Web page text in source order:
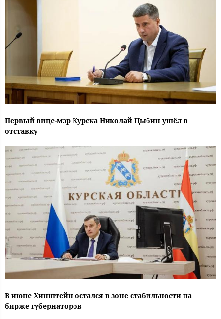
Первый вице-мэр Курска Николай Цыбин ушёл в
отставку
В июне Хинштейн остался в зоне стабильности на
бирже губернаторов